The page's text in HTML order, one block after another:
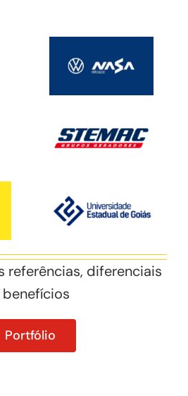
referências, diferenciais
benefícios
Portfólio